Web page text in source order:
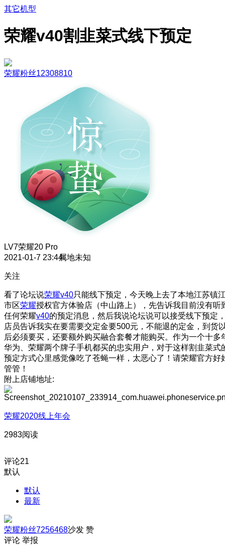
其它机型
荣耀v40割韭菜式线下预定
荣耀粉丝12308810
LV7荣耀20 Pro
2021-01-7 23:44属地未知
关注
看了论坛说荣耀v40只能线下预定，今天晚上去了本地江苏镇
市区荣耀授权官方体验店（中山路上），先告诉我目前没有听
任何荣耀v40的预定消息，然后我说论坛说可以接受线下预定
店员告诉我实在要需要交定金要500元，不能退的定金，到货
后必须要买，还要额外购买融合套餐才能购买。作为一个十多
华为、荣耀两个牌子手机都买的忠实用户，对于这样割韭菜式
预定方式心里感觉像吃了苍蝇一样，太恶心了！请荣耀官方好
管管！
附上店铺地址:
荣耀2020线上年会
2983阅读
评论21
默认
默认
最新
荣耀粉丝7256468沙发 赞
评论 举报